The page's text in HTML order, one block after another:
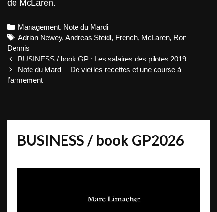
de McLaren.
Categories
Management, Note du Mardi
Tags
Adrian Newey,Andreas Steidl, French, McLaren, Ron
Dennis
Post
navigation
BUSINESS / book GP : Les salaires des pilotes 2019
Note du Mardi – De vieilles recettes et une course à
l’armement
BUSINESS / book GP2026